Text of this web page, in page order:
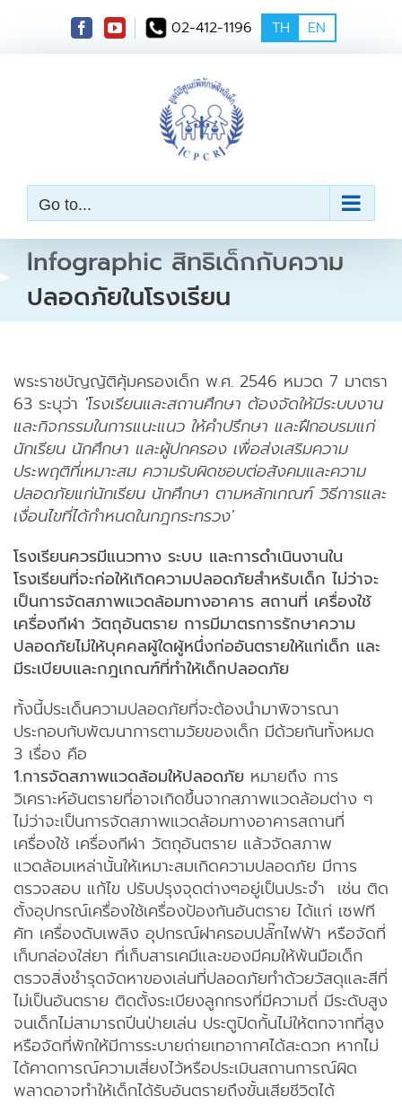
t
02-412-1196 TH EN
Go to...
Infographic สิทธิเด็กกับความ
ปลอดภัยในโรงเรียน
พระราชบัญญัติคุ้มครองเด็ก พ.ศ. 2546 หมวด 7 มาตรา
63 ระบุว่า 'โรงเรียนและสถานศึกษา ต้องจัดให้มีระบบงาน
และกิจกรรมในการแนะแนว ให้คำปรึกษา และฝึกอบรมแก่
นักเรียน นักศึกษา และผู้ปกครอง เพื่อส่งเสริมความ
ประพฤติที่เหมาะสม ความรับผิดชอบต่อสังคมและความ
ปลอดภัยแก่นักเรียน นักศึกษา ตามหลักเกณฑ์ วิธีการและ
เงื่อนไขที่ได้กำหนดในกฎกระทรวง'
โรงเรียนควรมีแนวทาง ระบบ และการดำเนินงานใน
โรงเรียนที่จะก่อให้เกิดความปลอดภัยสำหรับเด็ก ไม่ว่าจะ
เป็นการจัดสภาพแวดล้อมทางอาคาร สถานที่ เครื่องใช้
เครื่องกีฬา วัตถุอันตราย การมีมาตรการรักษาความ
ปลอดภัยไม่ให้บุคคลผู้ใดผู้หนึ่งก่ออันตรายให้แก่เด็ก และ
มีระเบียบและกฎเกณฑ์ที่ทำให้เด็กปลอดภัย
ทั้งนี้ประเด็นความปลอดภัยที่จะต้องนำมาพิจารณา
ประกอบกับพัฒนาการตามวัยของเด็ก มีด้วยกันทั้งหมด
3 เรื่อง คือ
1.การจัดสภาพแวดล้อมให้ปลอดภัยหมายถึง การ
วิเคราะห์อันตรายที่อาจเกิดขึ้นจากสภาพแวดล้อมต่าง ๆ
ไม่ว่าจะเป็นการจัดสภาพแวดล้อมทางอาคารสถานที่
เครื่องใช้ เครื่องกีฬา วัตถุอันตราย แล้วจัดสภาพ
แวดล้อมเหล่านั้นให้เหมาะสมเกิดความปลอดภัย มีการ
ตรวจสอบ แก้ไข ปรับปรุงจุดต่างๆอยู่เป็นประจำ เช่น ติด
ตั้งอุปกรณ์เครื่องใช้เครื่องป้องกันอันตราย ได้แก่ เซฟที
คัท เครื่องดับเพลิง อุปกรณ์ฝาครอบปลั๊กไฟฟ้า หรือจัดที่
เก็บกล่องใส่ยา ที่เก็บสารเคมีและของมีคมให้พ้นมือเด็ก
ตรวจสิ่งชำรุดจัดหาของเล่นที่ปลอดภัยทำด้วยวัสดุและสีที่
ไม่เป็นอันตราย ติดตั้งระเบียงลูกกรงที่มีความถี่ มีระดับสูง
จนเด็กไม่สามารถปีนป่ายเล่น ประตูปิดกั้นไม่ให้ตกจากที่สูง
หรือจัดที่พักให้มีการระบายถ่ายเทอากาศได้สะดวก หากไม่
ได้คาดการณ์ความเสี่ยงไว้หรือประเมินสถานการณ์ผิด
พลาดอาจทำให้เด็กได้รับอันตรายถึงขั้นเสียชีวิตได้